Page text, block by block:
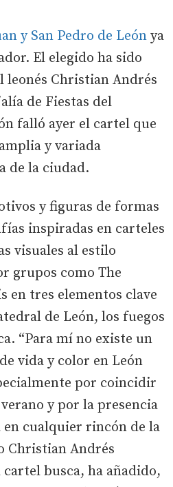
y San Pedro de León ya
El elegido ha sido
leonés Christian Andrés
de Fiestas del
falló ayer el cartel que
y variada
de la ciudad.
y figuras de formas
inspiradas en carteles
visuales al estilo
grupos como The
en tres elementos clave
de León, los fuegos
“Para mí no existe un
vida y color en León
por coincidir
y por la presencia
en cualquier rincón de la
Christian Andrés
busca, ha añadido,